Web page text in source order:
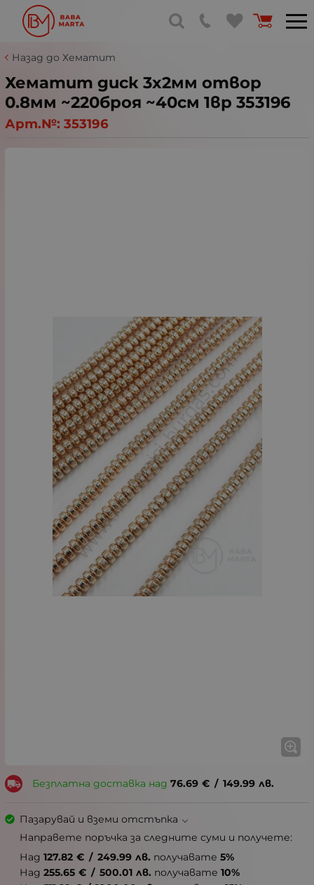
Назад до Хематит
Хематит диск 3x2мм отвор
0.8мм ~220броя ~40см 1вр 353196
Арт.№: 353196
Безплатна доставка над 76.69 € / 149.99 лв.
Пазарувай и вземи отстъпка
Направете поръчка за следните суми и получете:
Над 127.82 € / 249.99 лв. получавате 5%
Над 255.65 € / 500.01 лв. получавате 10%